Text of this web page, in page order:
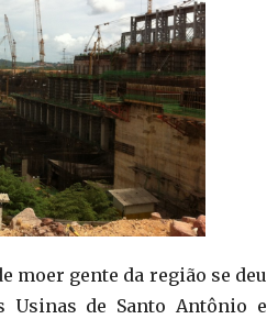
moer gente da região se deu
Usinas de Santo Antônio e